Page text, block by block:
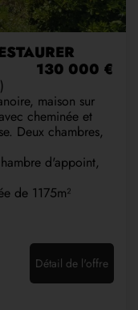
130 000 €
maison sur
cheminée et
Deux chambres,
d'appoint,
de 1175m²
Détail de l'offre